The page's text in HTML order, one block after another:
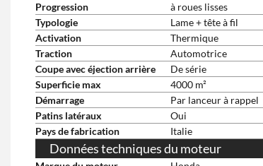
Progression
à roues lisses
Typologie
Lame + tête à fil
Activation
Thermique
Traction
Automotrice
Coupe avec éjection arrière
De série
Superficie max
4000 m²
Démarrage
Par lanceur à rappel
Patins latéraux
Oui
Pays de fabrication
Italie
Données techniques du moteur